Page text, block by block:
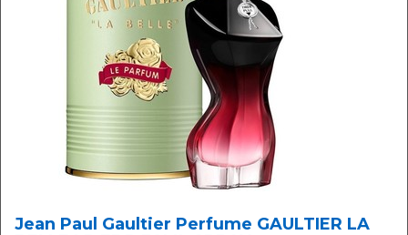
Jean Paul Gaultier Perfume GAULTIER LA